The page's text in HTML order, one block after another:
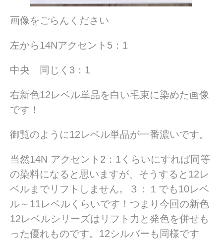
画像をごらんください
左から14Nアクセント5：1
中央 同じく3：1
右新色12レベル単品を白い毛束に染めた画像
です！
御覧のように12レベル単品が一番濃いです。
当然14N アクセント2：1くらいにすれば同等
の染料になると思いますが、そうすると12レ
ベルまでリフトしません。３：１でも10レベ
ル～11レベルくらいです！つまり今回の新色
12レベルシリーズはリフト力と発色を併せも
った優れものです。12シルバーも同様です